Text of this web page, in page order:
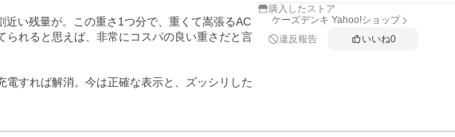
い残量が。この重さ1つ分で、重くて嵩張るAC
れると思えば、非常にコスパの良い重さだと言
すれば解消。今は正確な表示と、ズッシリした
購入したストア
ケーズデンキ Yahoo!ショップ
違反報告
いいね0